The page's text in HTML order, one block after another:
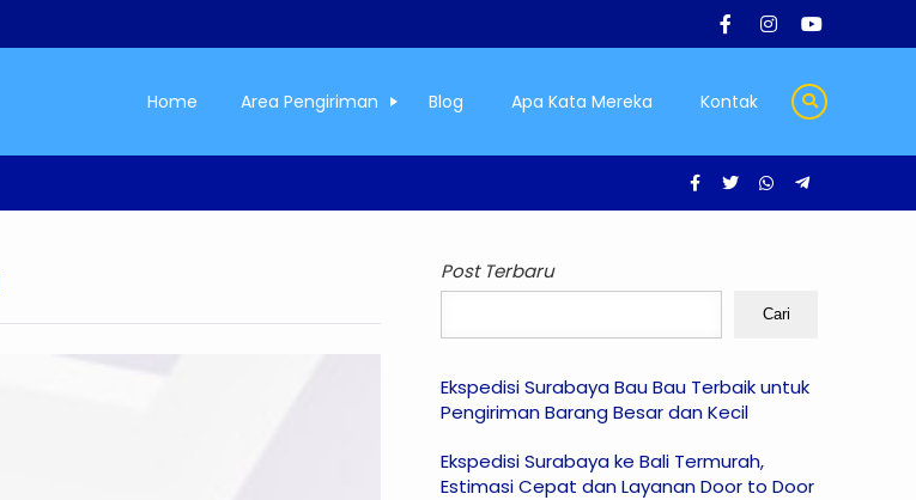
Home Area Pengiriman Blog Apa Kata Mereka Kontak
Post Terbaru
Cari
Ekspedisi Surabaya Bau Bau Terbaik untuk
Pengiriman Barang Besar dan Kecil
Ekspedisi Surabaya ke Bali Termurah,
Estimasi Cepat dan Layanan Door to Door